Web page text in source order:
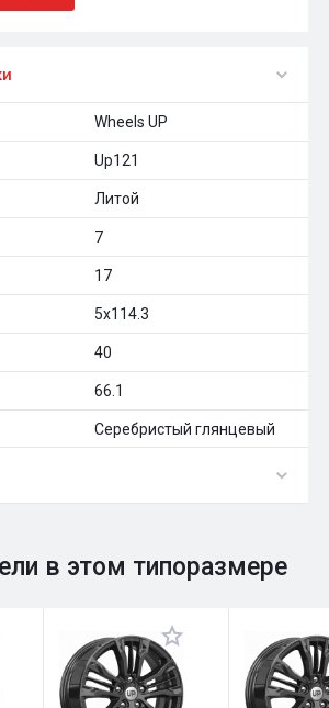
Wheels UP
Up121
Литой
7
17
5x114.3
40
66.1
Серебристый глянцевый
рейтинг 0
в этом типоразмере